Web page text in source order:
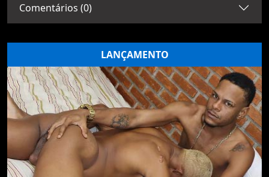
Comentários (0)
LANÇAMENTO